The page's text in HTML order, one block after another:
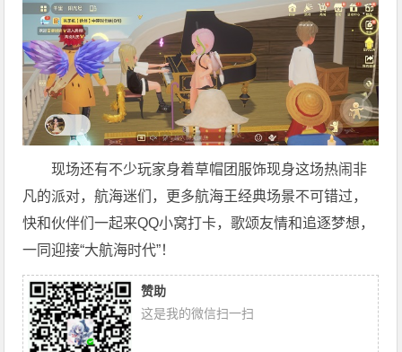
现场还有不少玩家身着草帽团服饰现身这场热闹非
凡的派对，航海迷们，更多航海王经典场景不可错过，
快和伙伴们一起来QQ小窝打卡，歌颂友情和追逐梦想，
一同迎接“大航海时代”！
赞助
这是我的微信扫一扫